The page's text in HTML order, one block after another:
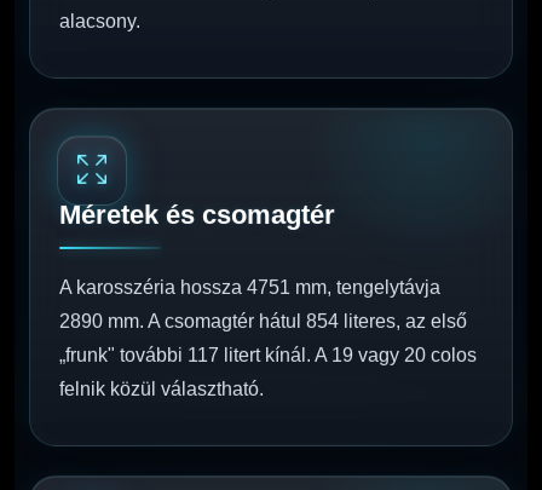
alacsony.
Méretek és csomagtér
A karosszéria hossza 4751 mm, tengelytávja
2890 mm. A csomagtér hátul 854 literes, az első
„frunk" további 117 litert kínál. A 19 vagy 20 colos
felnik közül választható.